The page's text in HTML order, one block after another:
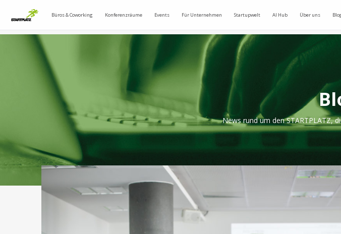
Büros & Coworking Konferenzräume Events Für Unternehmen Startupwelt AI Hub Über uns
News rund um den STARTPLATZ,